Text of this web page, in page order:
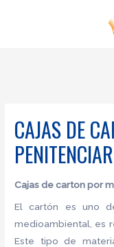
CAJAS DE
Cajas de carton por
El cartón es uno
medioambiental, es
Este tipo de